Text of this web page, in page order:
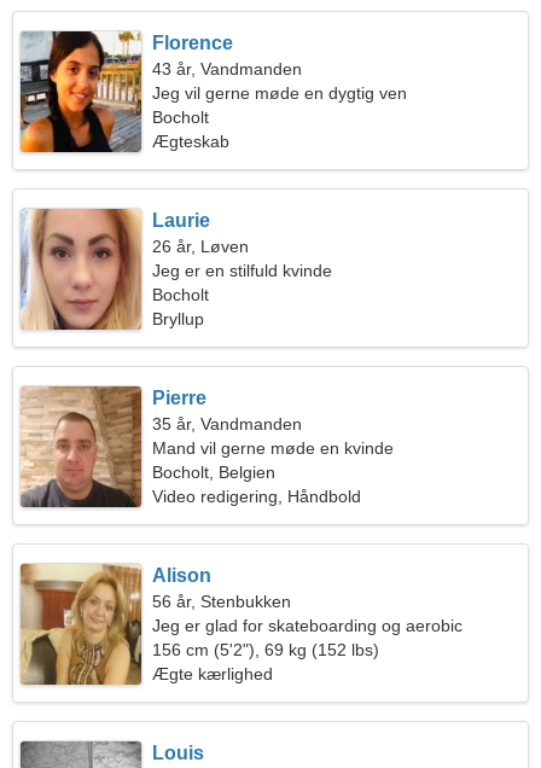
Florence
43 år, Vandmanden
Jeg vil gerne møde en dygtig ven
Bocholt
Ægteskab
Laurie
26 år, Løven
Jeg er en stilfuld kvinde
Bocholt
Bryllup
Pierre
35 år, Vandmanden
Mand vil gerne møde en kvinde
Bocholt, Belgien
Video redigering, Håndbold
Alison
56 år, Stenbukken
Jeg er glad for skateboarding og aerobic
156 cm (5'2"), 69 kg (152 lbs)
Ægte kærlighed
Louis